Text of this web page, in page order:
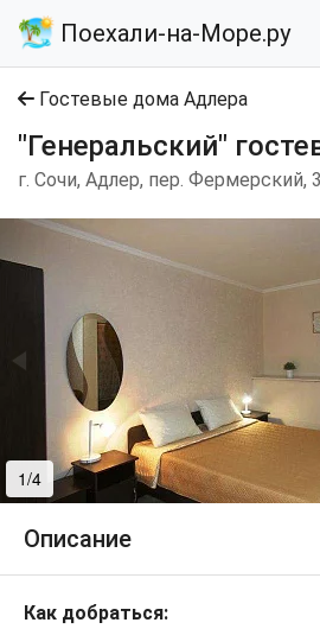
Поехали-на-Море.ру
Гостевые дома Адлера
"Генеральский"
г. Сочи, Адлер, пер. Фермерский,
1/4
Описание
Как добраться: